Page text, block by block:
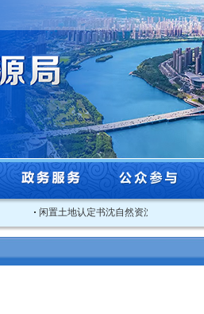
闲置土地认定书沈自然资沈北闲认字